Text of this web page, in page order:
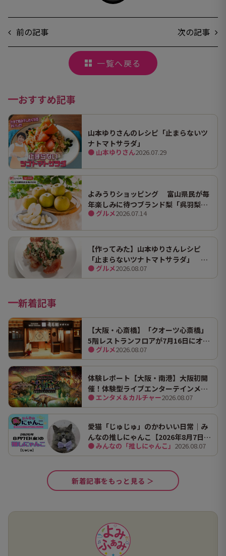
前の記事 次の記事
一覧へ戻る
おすすめ記事
山本ゆりさんのレシピ「止まらないツ
ナトマトサラダ」
● 山本ゆりさん2026.07.29
よみうりショッピング 富山県民が毎
年楽しみに待つブランド梨「呉羽梨
（幸水）」限定100箱を特別販売！
● グルメ2026.07.14
【作ってみた】山本ゆりさんレシピ
「止まらないツナトマトサラダ」 ホ
ンマにうますぎて止まらん
● グルメ2026.08.07
新着記事
【大阪・心斎橋】「クオーツ心斎橋」
5階レストランフロアが7月16日にオー
プン！ 全国初・関西初出店を含む多彩
な9店舗
● グルメ2026.08.07
体験レポート【大阪・南港】大阪初開
催！体験型ライブエンターテインメン
ト「DINO SAFARI（ディノ サファリ）
2026」で、大迫力の恐竜の世界を体験
● エンタメ＆カルチャー2026.08.07
愛猫「じゅじゅ」のかわいい日常｜み
んなの推しにゃんこ【2026年8月7日
（金）】
● みんなの「推しにゃんこ」 2026.08.07
新着記事をもっと見る ＞